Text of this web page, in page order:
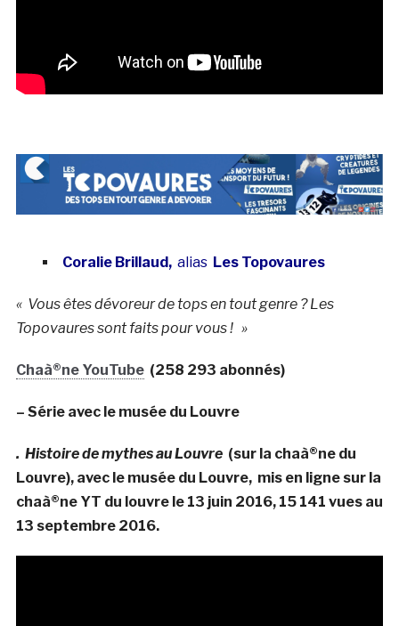
Coralie Brillaud,aliasLes Topovaures
« Vous êtes dévoreur de tops en tout genre ? Les
Topovaures sont faits pour vous ! »
Chaà®ne YouTube(258 293 abonnés)
– Série avec le musée du Louvre
. Histoire de mythes au Louvre (sur la chaà®ne du
Louvre), avec le musée du Louvre, mis en ligne sur la
chaà®ne YT du louvre le 13 juin 2016, 15 141 vues au
13 septembre 2016.